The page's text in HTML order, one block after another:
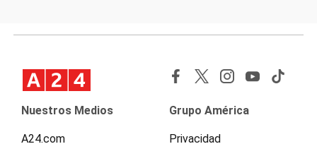
Nuestros Medios
A24.com
Grupo América
Privacidad